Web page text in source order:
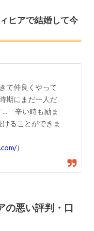
ヒアで結婚して今
て仲良くやって
期にまだ一人だ
… 辛い時も励ま
ることができま
）
の悪い評判・口